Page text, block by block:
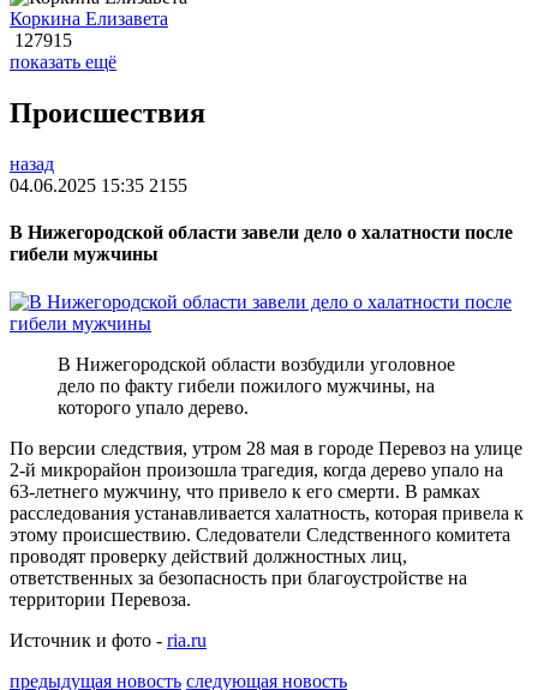
Коркина Елизавета
127915
показать ещё
Происшествия
назад
04.06.2025 15:35 2155
В Нижегородской области завели дело о халатности после
гибели мужчины
В Нижегородской области возбудили уголовное
дело по факту гибели пожилого мужчины, на
которого упало дерево.
По версии следствия, утром 28 мая в городе Перевоз на улице
2-й микрорайон произошла трагедия, когда дерево упало на
63-летнего мужчину, что привело к его смерти. В рамках
расследования устанавливается халатность, которая привела к
этому происшествию. Следователи Следственного комитета
проводят проверку действий должностных лиц,
ответственных за безопасность при благоустройстве на
территории Перевоза.
Источник и фото - ria.ru
предыдущая новость следующая новость